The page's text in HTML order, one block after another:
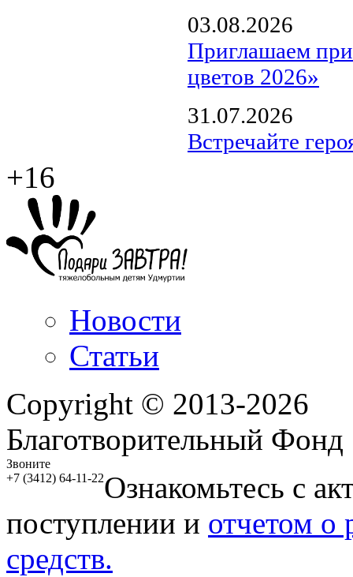
03.08.2026
Приглашаем
цветов 2026»
31.07.2026
Встречайте
+16
Новости
Статьи
Copyright © 2013-2026
Благотворительный
Звоните
+7 (3412) 64-11-22Ознакомьтесь с
поступлении и отчетом о
средств.